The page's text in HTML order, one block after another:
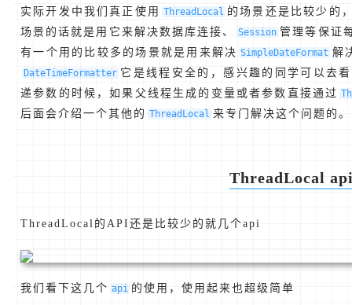
实际开发中我们真正使用 ThreadLocal 的场景还是比较少的
场景的话就是用它来解决数据库连接、
Session 管理等保证
有一个用的比较多的场景就是用来解决 SimpleDateFormat 解
DateTimeFormatter 它是线程安全的，感兴趣的同学可以去
递参数的时候，如果父线程生成的变量或者参数直接通过
后面会介绍一个其他的 ThreadLocal 来专门解决这个问题的。
ThreadLocal
ThreadLocal的API还是比较少的就几个api
我们看下这几个 api 的使用，使用起来也超级简单